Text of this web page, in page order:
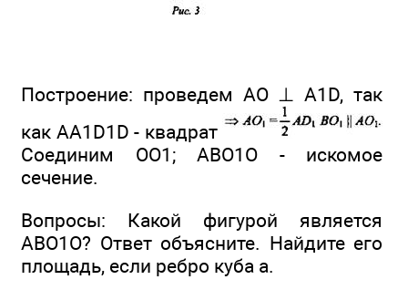
Построение: проведем АО ⊥ A1D, так
как AA1D1D - квадрат
Соединим ОО1; АВО1О - искомое
сечение.
Вопросы: Какой фигурой является
АВО1О? Ответ объясните. Найдите его
площадь, если ребро куба а.